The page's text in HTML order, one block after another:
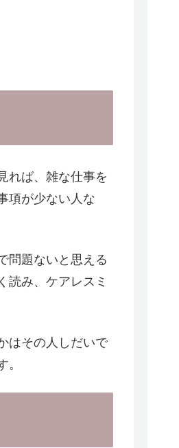
れば、雑な仕事を
項が少ない人な
問題ないと思える
読み、ケアレスミ
はその人しだいで